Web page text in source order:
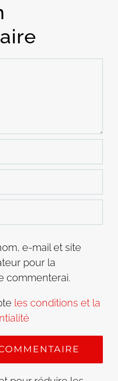
e-mail et site
pour la
commenterai.
les conditions et la